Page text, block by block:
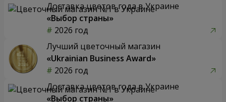
Доставка цветов года в Украине
«Выбор страны»
2026 год
Лучший цветочный магазин
«Ukrainian Business Award»
2026 год
Доставка цветов года в Украине
«Выбор страны»